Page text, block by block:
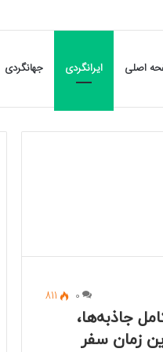
اصلی ایرانگردی جهانگردی
0
811
جاذبه‌ها،
زمان سفر